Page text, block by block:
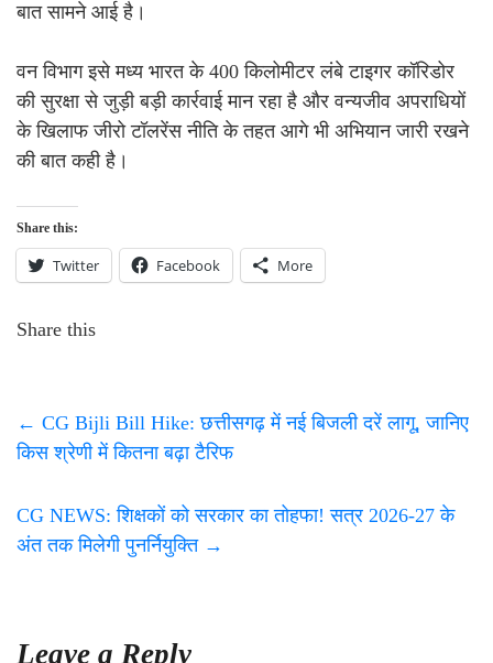
बात सामने आई है।
वन विभाग इसे मध्य भारत के 400 किलोमीटर लंबे टाइगर कॉरिडोर
की सुरक्षा से जुड़ी बड़ी कार्रवाई मान रहा है और वन्यजीव अपराधियों
के खिलाफ जीरो टॉलरेंस नीति के तहत आगे भी अभियान जारी रखने
की बात कही है।
Share this:
Twitter Facebook More
Share this
← CG Bijli Bill Hike: छत्तीसगढ़ में नई बिजली दरें लागू, जानिए
किस श्रेणी में कितना बढ़ा टैरिफ
CG NEWS: शिक्षकों को सरकार का तोहफा! सत्र 2026-27 के
अंत तक मिलेगी पुनर्नियुक्ति →
Leave a Reply